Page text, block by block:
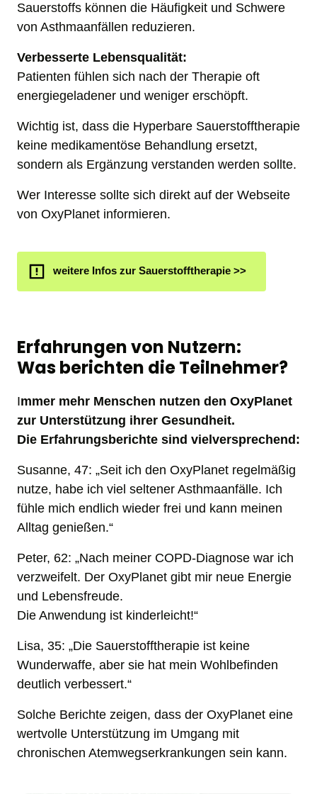
Sauerstoffs können die Häufigkeit und Schwere
von Asthmaanfällen reduzieren.
Verbesserte Lebensqualität:
Patienten fühlen sich nach der Therapie oft
energiegeladener und weniger erschöpft.
Wichtig ist, dass die Hyperbare Sauerstofftherapie
keine medikamentöse Behandlung ersetzt,
sondern als Ergänzung verstanden werden sollte.
Wer Interesse sollte sich direkt auf der Webseite
von OxyPlanet informieren.
weitere Infos zur Sauerstofftherapie >>
Erfahrungen von Nutzern:
Was berichten die Teilnehmer?
Immer mehr Menschen nutzen den OxyPlanet
zur Unterstützung ihrer Gesundheit.
Die Erfahrungsberichte sind vielversprechend:
Susanne, 47: „Seit ich den OxyPlanet regelmäßig
nutze, habe ich viel seltener Asthmaanfälle. Ich
fühle mich endlich wieder frei und kann meinen
Alltag genießen.“
Peter, 62: „Nach meiner COPD-Diagnose war ich
verzweifelt. Der OxyPlanet gibt mir neue Energie
und Lebensfreude.
Die Anwendung ist kinderleicht!“
Lisa, 35: „Die Sauerstofftherapie ist keine
Wunderwaffe, aber sie hat mein Wohlbefinden
deutlich verbessert.“
Solche Berichte zeigen, dass der OxyPlanet eine
wertvolle Unterstützung im Umgang mit
chronischen Atemwegserkrankungen sein kann.